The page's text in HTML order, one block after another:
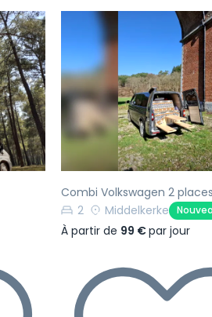
Suivant Précédent
Combi Volkswagen 2
2
Middelkerke
À partir de 99 €par jour